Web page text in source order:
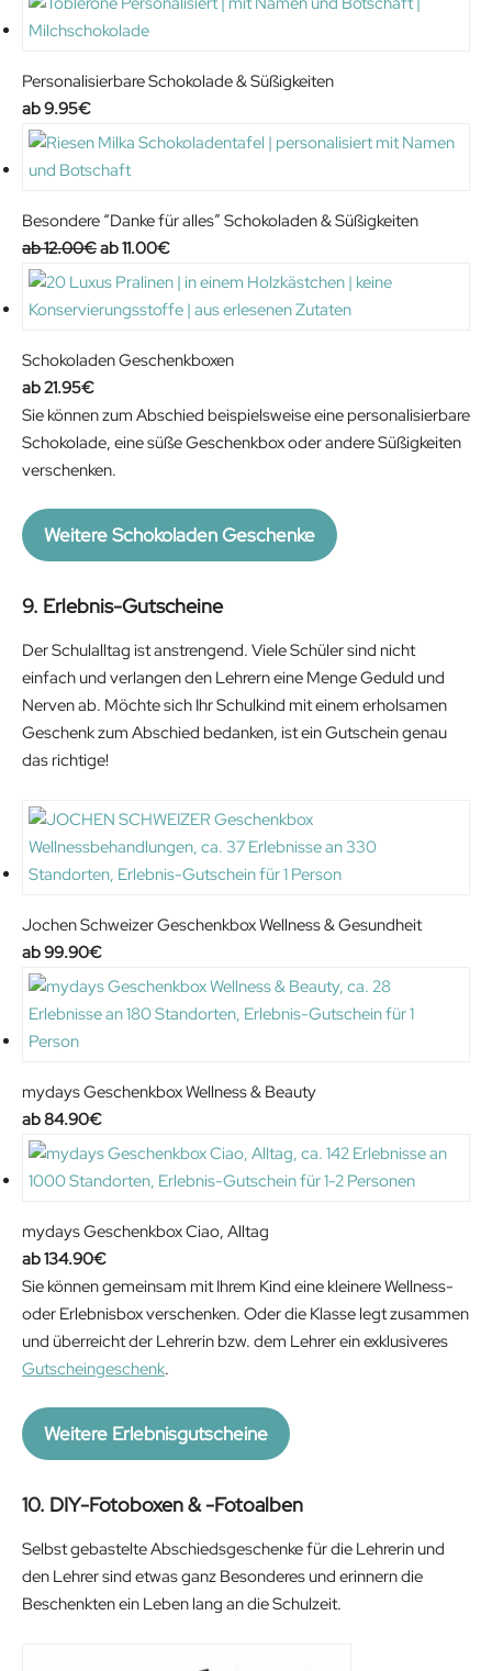
e
w
6
.
0
€
.
i
5
9
.
Personalisierbare Schokolade & Süßigkeiten
9.95€
Besondere “Danke für alles” Schokoladen & Süßigkeiten
12.00€O
r
i
i
a
l
p
c
w
s
:
1
2
.
0
€
.
11.00€C
u
r
e
t
p
e
s
1
1
.
0
.
Schokoladen Geschenkboxen
21.95€
Sie können zum Abschied beispielsweise eine personalisierbare
Schokolade, eine süße Geschenkbox oder andere Süßigkeiten
verschenken.
Weitere Schokoladen Geschenke
9. Erlebnis-Gutscheine
Der Schulalltag ist anstrengend. Viele Schüler sind nicht
einfach und verlangen den Lehrern eine Menge Geduld und
Nerven ab. Möchte sich Ihr Schulkind mit einem erholsamen
Geschenk zum Abschied bedanken, ist ein Gutschein genau
das richtige!
Jochen Schweizer Geschenkbox Wellness & Gesundheit
99.90€
mydays Geschenkbox Wellness & Beauty
84.90€
mydays Geschenkbox Ciao, Alltag
134.90€
Sie können gemeinsam mit Ihrem Kind eine kleinere Wellness-
oder Erlebnisbox verschenken. Oder die Klasse legt zusammen
und überreicht der Lehrerin bzw. dem Lehrer ein exklusiveres
Gutscheingeschenk.
Weitere Erlebnisgutscheine
10. DIY-Fotoboxen & -Fotoalben
Selbst gebastelte Abschiedsgeschenke für die Lehrerin und
den Lehrer sind etwas ganz Besonderes und erinnern die
Beschenkten ein Leben lang an die Schulzeit.